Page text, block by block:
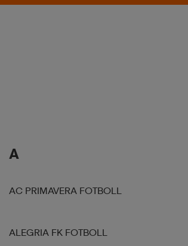
A
AC PRIMAVERA FOTBOLL
ALEGRIA FK FOTBOLL